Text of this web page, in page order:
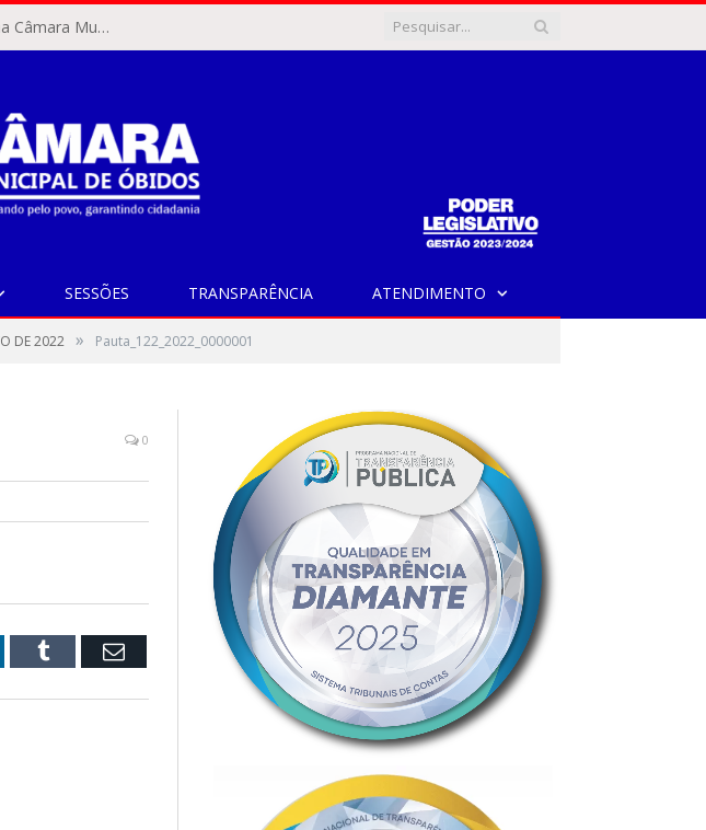
O vereador Rylder Ribeiro Afonso (PSD) protocolou na Câmara Municipal de Óbidos o Requerimento nº 346/2026.
SESSÕES TRANSPARÊNCIA ATENDIMENTO
DE 2022 » Pauta_122_2022_0000001
0
Tumblr Email